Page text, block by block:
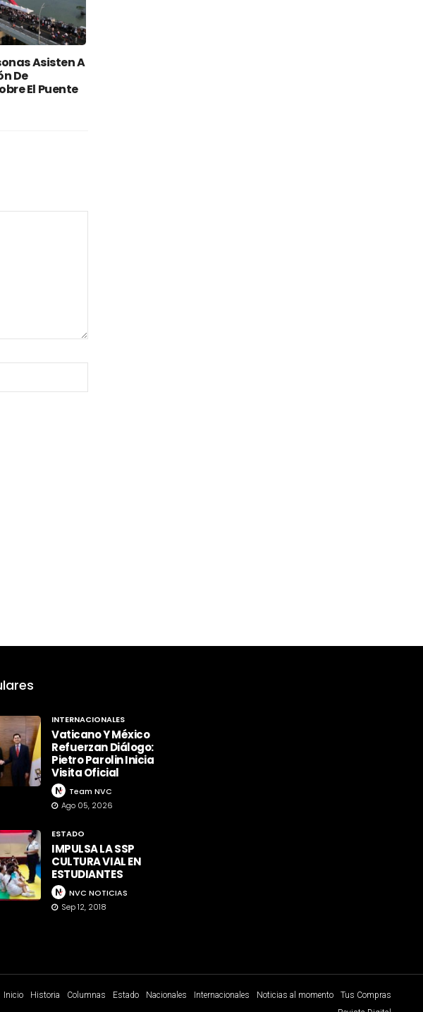
Asisten A
De
El Puente
INTERNACIONALES
Vaticano Y México
Refuerzan Diálogo:
Pietro Parolin Inicia
Visita Oficial
Team NVC
Ago 05, 2026
ESTADO
IMPULSA LA SSP
CULTURA VIAL EN
ESTUDIANTES
NVC NOTICIAS
Sep 12, 2018
Inicio Historia Columnas Estado Nacionales Internacionales Noticias al momento
Tus Compras